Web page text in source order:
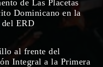
de Las Placetas
Dominicano en la
ERD
al frente del
Integral a la Primera